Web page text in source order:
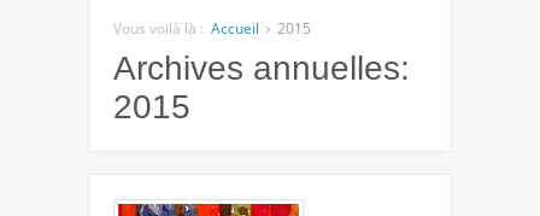
Vous voilà là : Accueil 2015
Archives annuelles:
2015